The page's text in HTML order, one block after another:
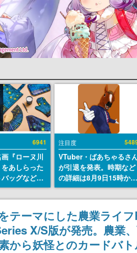
6941
『ローヌ川
あしらった
ッグなどが
日21時より2
約販売
注目度
VTuber・ばあちゃるさ
が引退を発表。時期など
の詳細は8月9日15時から
の配信で説明
テーマにした農業ライ
X/S版が発売。農業
から妖怪とのカードバ